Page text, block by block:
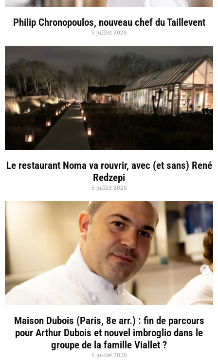
Philip Chronopoulos, nouveau chef du Taillevent
9 juillet 2026
Le restaurant Noma va rouvrir, avec (et sans) René
Redzepi
6 juillet 2026
Maison Dubois (Paris, 8e arr.) : fin de parcours
pour Arthur Dubois et nouvel imbroglio dans le
groupe de la famille Viallet ?
6 juillet 2026